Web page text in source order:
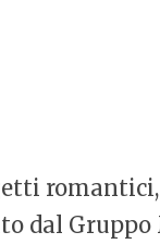
dal Gruppo